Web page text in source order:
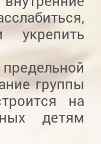
укрепить
группы
на
детям